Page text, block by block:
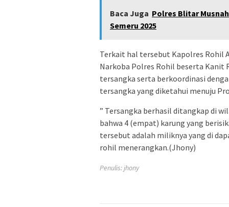
Baca Juga Polres Blitar
Semeru 2025
Terkait hal tersebut Kapolres Rohil
Narkoba Polres Rohil beserta Kanit
tersangka serta berkoordinasi
tersangka yang diketahui menuju
” Tersangka berhasil ditangkap di
bahwa 4 (empat) karung yang
tersebut adalah miliknya yang di
rohil menerangkan.(Jhony)
Penulis: jhony